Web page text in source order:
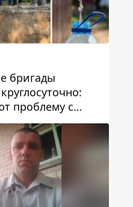
бригады
проблему с